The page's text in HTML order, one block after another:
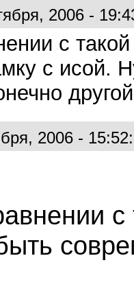
2006 -
с
с исой.
2006 -
с